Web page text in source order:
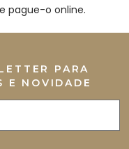
pague-o online.
PARA
E NOVIDADE